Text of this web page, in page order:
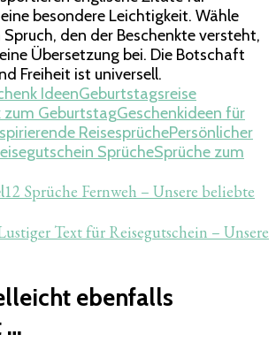
besondere Leichtigkeit. Wähle
den der Beschenkte versteht,
Übersetzung bei. Die Botschaft
Freiheit ist universell.
IdeenGeburtstagsreise
zum GeburtstagGeschenkideen für
ReisesprüchePersönlicher
SprücheSprüche zum
12 Sprüche Fernweh​ – Unsere beliebte
Text für Reisegutschein – Unsere
ebenfalls
…